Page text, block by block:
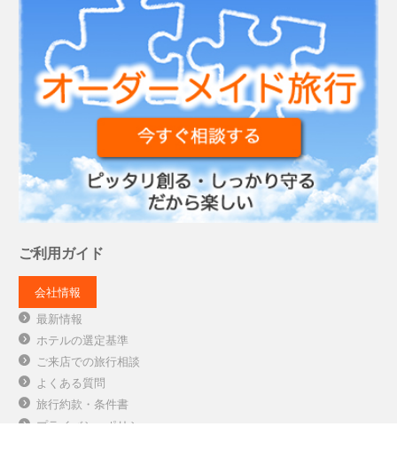
ご利用ガイド
会社情報
最新情報
ホテルの選定基準
ご来店での旅行相談
よくある質問
旅行約款・条件書
プライバシーポリシー